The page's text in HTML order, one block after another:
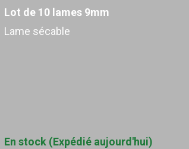
Lot de 10 lames 9mm
Lame sécable
En stock (Expédié aujourd'hui)